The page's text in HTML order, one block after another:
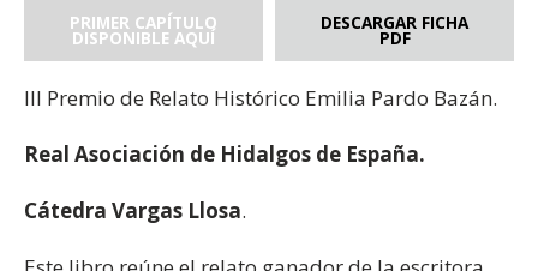
PRIMER CAPÍTULO
DISPONIBLE AQUÍ
DESCARGAR FICHA
PDF
III Premio de Relato Histórico Emilia Pardo Bazán.
Real Asociación de Hidalgos de España.
Cátedra Vargas Llosa.